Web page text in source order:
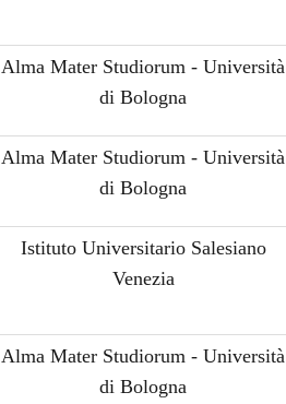
Alma Mater Studiorum - Università
di Bologna
Alma Mater Studiorum - Università
di Bologna
Istituto Universitario Salesiano
Venezia
Alma Mater Studiorum - Università
di Bologna